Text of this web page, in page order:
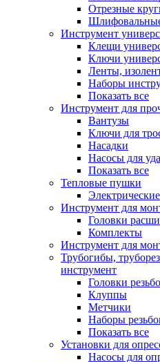
Отрезные
Инструмент
Клещи
Ключи
Ленты,
Наборы
Показать все
Инструмент для
Вантузы
Ключи для
Насадки
Насосы для
Показать все
Тепловые пушки
Электрические
Инструмент для
Головки
Комплекты
Инструмент для
Трубогибы,
инструмент
Головки
Клуппы
Метчики
Наборы
Показать все
Установки для
Насосы для